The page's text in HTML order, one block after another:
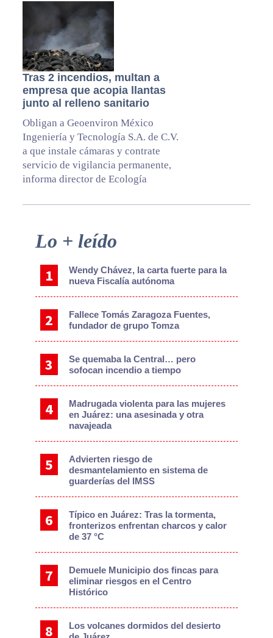
Tras 2 incendios, multan a
empresa que acopia llantas
junto al relleno sanitario
Obligan a Geoenviron México
Ingeniería y Tecnología S.A. de C.V.
a que instale cámaras y contrate
servicio de vigilancia permanente,
informa director de Ecología
Primary
Lo + leído
Wendy Chávez, la carta fuerte para la
nueva Fiscalía autónoma
Fallece Tomás Zaragoza Fuentes,
fundador de grupo Tomza
Se quemaba la Central… pero
sofocan incendio a tiempo
Madrugada violenta para las mujeres
en Juárez: una asesinada y otra
navajeada
Advierten riesgo de
desmantelamiento en sistema de
guarderías del IMSS
Típico en Juárez: Tras la tormenta,
fronterizos enfrentan charcos y calor
de 37 °C
Demuele Municipio dos fincas para
eliminar riesgos en el Centro
Histórico
Los volcanes dormidos del desierto